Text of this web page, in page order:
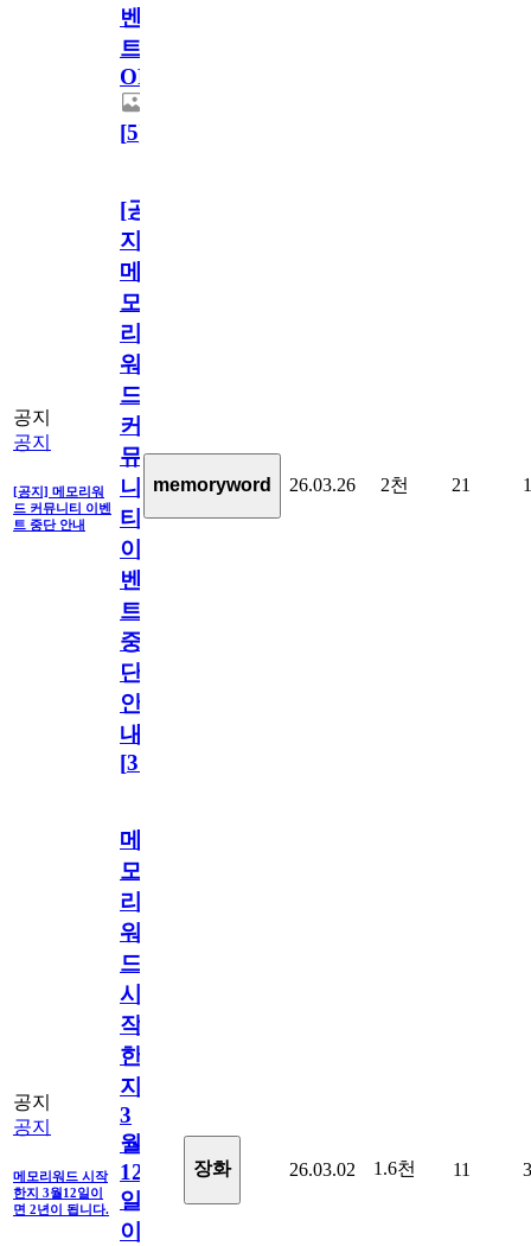
벤
트
OPEN!
[5]
공지
공지
[공지] 메모리워
드 커뮤니티 이벤
트 중단 안내
[공
지]
메
모
리
워
드
커
뮤
니
티
이
벤
트
중
단
안
내
[31
memoryword 26.03.26 2천 21 1
공지
공지
메모리워드 시작
한지 3월12일이
면 2년이 됩니다.
메
모
리
워
드
시
작
한
지
3
월
12
일
이
장화 26.03.02 1.6천 11 3